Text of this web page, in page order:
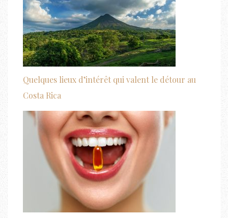
Quelques lieux d’intérêt qui valent le détour au
Costa Rica